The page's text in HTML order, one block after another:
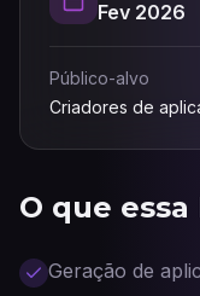
O que essa
Geração de
Fev 2026
Público-alvo
Criadores de